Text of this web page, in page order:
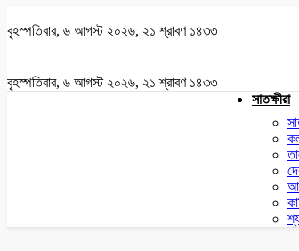
বৃহস্পতিবার, ৬ আগস্ট ২০২৬, ২১ শ্রাবণ ১৪৩৩
বৃহস্পতিবার, ৬ আগস্ট ২০২৬, ২১ শ্রাবণ ১৪৩৩
সাতক্ষীরা